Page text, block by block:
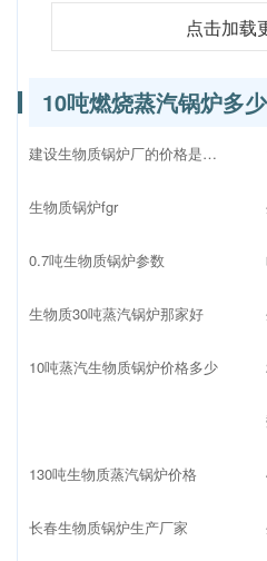
点击加载
10吨燃烧蒸汽锅炉多
建设生物质锅炉厂的价格是多少
生物质锅炉fgr
0.7吨生物质锅炉参数
生物质30吨蒸汽锅炉那家好
10吨蒸汽生物质锅炉价格多少
130吨生物质蒸汽锅炉价格
长春生物质锅炉生产厂家